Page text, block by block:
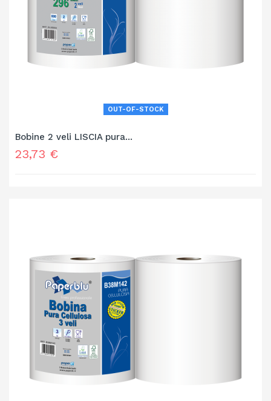
OUT-OF-STOCK
Bobine 2 veli LISCIA pura...
Prezzo
23,73 €